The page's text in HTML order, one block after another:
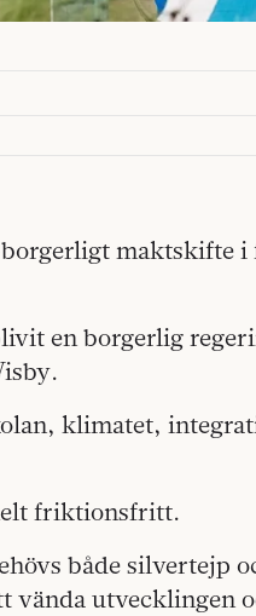
maktskifte i
en borgerlig
klimatet,
friktionsfritt.
både silvertejp
vända utvecklingen